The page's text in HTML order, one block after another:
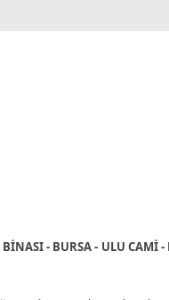
- BURSA - ULU CAMİ -